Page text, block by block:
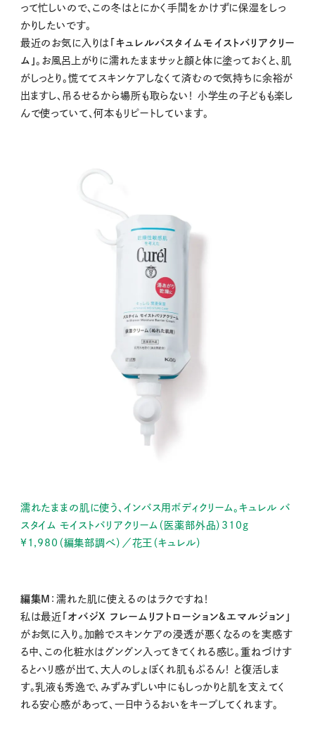
って忙しいので、この冬はとにかく手間をかけずに保湿をしっ
かりしたいです。
最近のお気に入りは 「キュレルバスタイムモイストバリアクリー
ム」 。お風呂上がりに濡れたままサッと顔と体に塗っておくと、肌
がしっとり。慌ててスキンケアしなくて済むので気持ちに余裕が
出ますし、吊るせるから場所も取らない！ 小学生の子どもも楽し
んで使っていて、何本もリピートしています。
濡れたままの肌に使う、インバス用ボディクリーム。キュレル バ
スタイム モイストバリアクリーム（医薬部外品）310g
¥1,980（編集部調べ）／花王（キュレル）
編集M ：濡れた肌に使えるのはラクですね！
私は最近 「オバジX フレームリフトローション&エマルジョン」
がお気に入り。加齢でスキンケアの浸透が悪くなるのを実感す
る中、この化粧水はグングン入ってきてくれる感じ。重ねづけす
るとハリ感が出て、大人のしょぼくれ肌もぷるん！ と復活しま
す。乳液も秀逸で、みずみずしい中にもしっかりと肌を支えてく
れる安心感があって、一日中うるおいをキープしてくれます。